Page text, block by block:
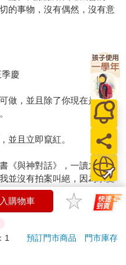
的事物，沒有偶然，沒有意
慶
，並且除了你現在是的那
且立即竄紅。
與神對話》，一讀之下，
並沒有拍案叫絕，因為承受
更高，也更不容易輕易推崇
也說過，我們每個人皆為神
共同創造者」，神本身應無
購物車
1 預訂門市商品
門市庫存